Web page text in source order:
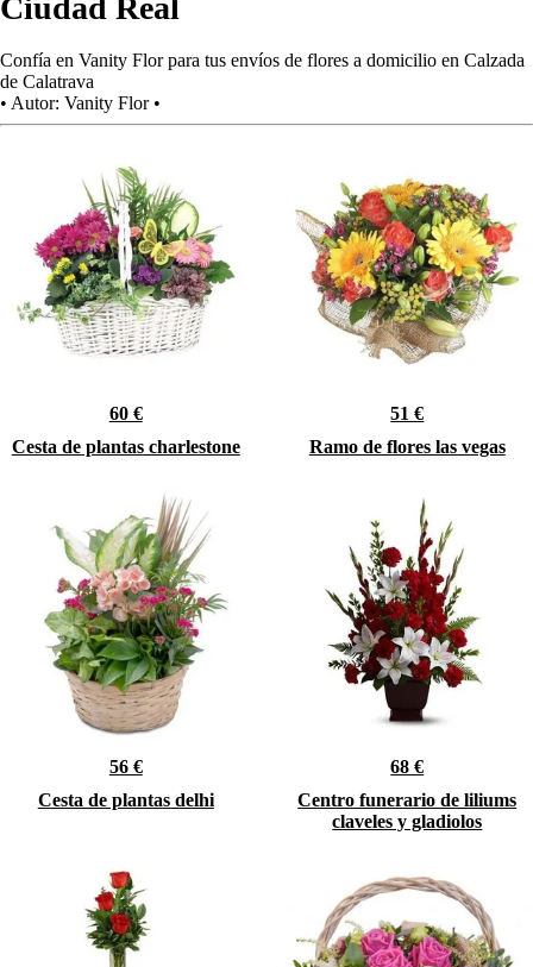
Ciudad Real
Confía en Vanity Flor para tus envíos de flores a domicilio en Calzada
de Calatrava
• Autor: Vanity Flor •
60 €
Cesta de plantas charlestone
51 €
Ramo de flores las vegas
56 €
Cesta de plantas delhi
68 €
Centro funerario de liliums
claveles y gladiolos